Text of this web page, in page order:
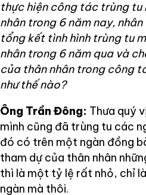
thực hiện công tác trùng tu
nhân trong 6 năm nay,
tổng kết tình hình trùng tu
nhân trong 6 năm qua và
của thân nhân trong công
như thế nào?
Ông Trần Đông: Thưa quý
mình cũng đã trùng tu các
đó có trên một ngàn đồng
tham dự của thân nhân
thì là một tỷ lệ rất nhỏ, chỉ
ngàn mà thôi.